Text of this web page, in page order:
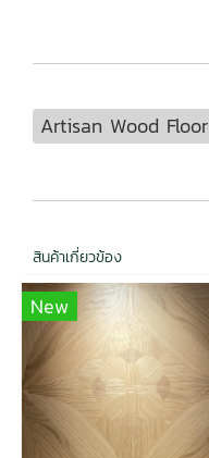
Artisan Wood Floor
สินค้าเกี่ยวข้อง
New